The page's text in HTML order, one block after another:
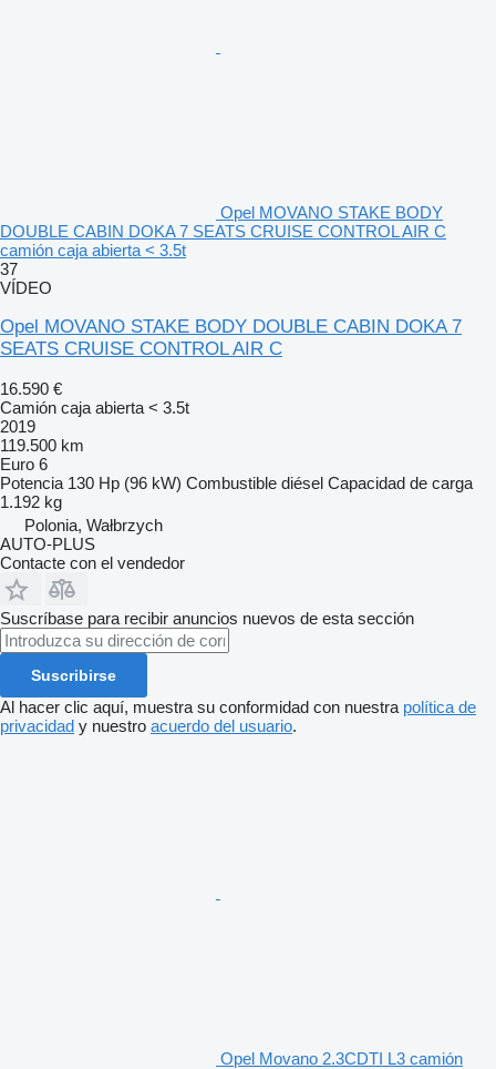
Opel MOVANO STAKE BODY
DOUBLE CABIN DOKA 7 SEATS CRUISE CONTROL AIR C
camión caja abierta < 3.5t
37
VÍDEO
Opel MOVANO STAKE BODY DOUBLE CABIN DOKA 7
SEATS CRUISE CONTROL AIR C
16.590 €
Camión caja abierta < 3.5t
2019
119.500 km
Euro 6
Potencia 130 Hp (96 kW) Combustible diésel Capacidad de carga
1.192 kg
Polonia, Wałbrzych
AUTO-PLUS
Contacte con el vendedor
Suscríbase para recibir anuncios nuevos de esta sección
Suscribirse
Al hacer clic aquí, muestra su conformidad con nuestra política de
privacidad y nuestro acuerdo del usuario.
Opel Movano 2.3CDTI L3 camión